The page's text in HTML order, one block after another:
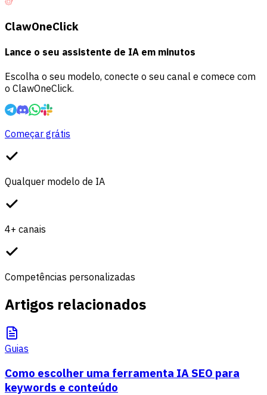
ClawOneClick
Lance o seu assistente de IA em minutos
Escolha o seu modelo, conecte o seu canal e comece com
o ClawOneClick.
Começar grátis
Qualquer modelo de IA
4+ canais
Competências personalizadas
Artigos relacionados
Guias
Como escolher uma ferramenta IA SEO para
keywords e conteúdo